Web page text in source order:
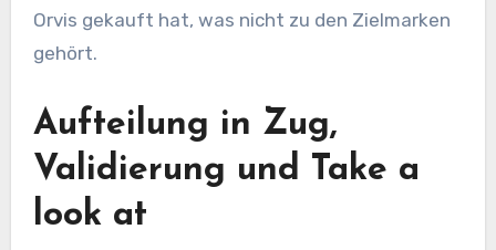
Orvis gekauft hat, was nicht zu den Zielmarken
gehört.
Aufteilung in Zug,
Validierung und Take a
look at